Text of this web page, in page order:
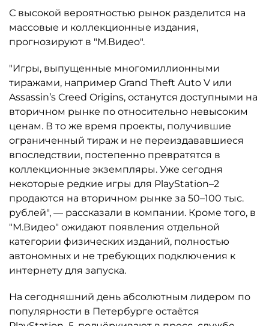
С высокой вероятностью рынок разделится на
массовые и коллекционные издания,
прогнозируют в "М.Видео".
"Игры, выпущенные многомиллионными
тиражами, например Grand Theft Auto V или
Assassin’s Creed Origins, останутся доступными на
вторичном рынке по относительно невысоким
ценам. В то же время проекты, получившие
ограниченный тираж и не переиздававшиеся
впоследствии, постепенно превратятся в
коллекционные экземпляры. Уже сегодня
некоторые редкие игры для PlayStation–2
продаются на вторичном рынке за 50–100 тыс.
рублей", — рассказали в компании. Кроме того, в
"М.Видео" ожидают появления отдельной
категории физических изданий, полностью
автономных и не требующих подключения к
интернету для запуска.
На сегодняшний день абсолютным лидером по
популярности в Петербурге остаётся